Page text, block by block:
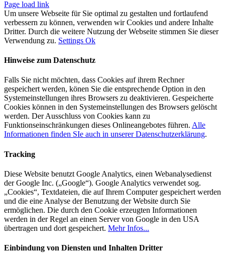
Page load link
Um unsere Webseite für Sie optimal zu gestalten und fortlaufend
verbessern zu können, verwenden wir Cookies und andere Inhalte
Dritter. Durch die weitere Nutzung der Webseite stimmen Sie dieser
Verwendung zu. Settings Ok
Hinweise zum Datenschutz
Falls Sie nicht möchten, dass Cookies auf ihrem Rechner
gespeichert werden, könen Sie die entsprechende Option in den
Systemeinstellungen ihres Browsers zu deaktivieren. Gespeicherte
Cookies können in den Systemeinstellungen des Browsers gelöscht
werden. Der Ausschluss von Cookies kann zu
Funktionseinschränkungen dieses Onlineangebotes führen. Alle
Informationen finden SIe auch in unserer Datenschutzerklärung.
Tracking
Diese Website benutzt Google Analytics, einen Webanalysedienst
der Google Inc. („Google“). Google Analytics verwendet sog.
„Cookies“, Textdateien, die auf Ihrem Computer gespeichert werden
und die eine Analyse der Benutzung der Website durch Sie
ermöglichen. Die durch den Cookie erzeugten Informationen
werden in der Regel an einen Server von Google in den USA
übertragen und dort gespeichert. Mehr Infos...
Einbindung von Diensten und Inhalten Dritter